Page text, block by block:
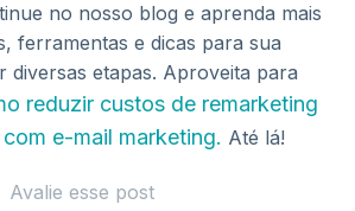
no nosso blog e aprenda mais
ferramentas e dicas para sua
diversas etapas. Aproveita para
reduzir custos de remarketing
e-mail marketing. Até lá!
Avalie esse post